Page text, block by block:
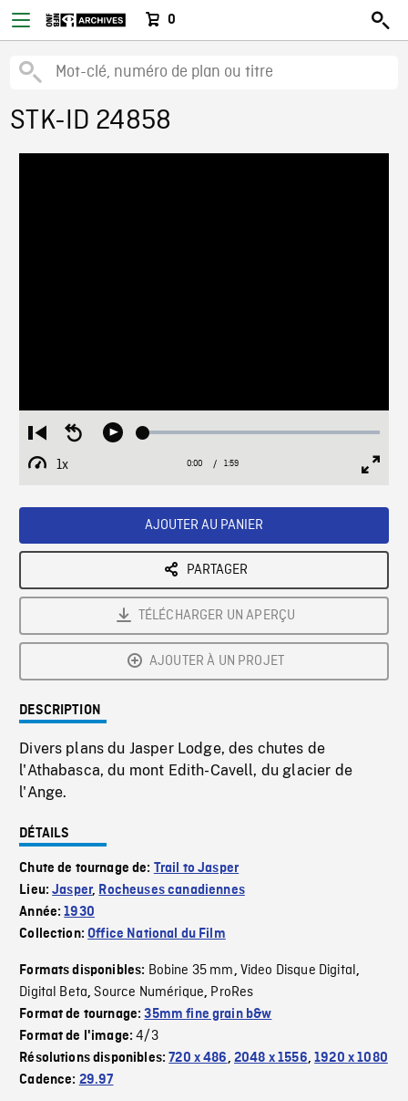
0
STK-ID 24858
Restart
from
beginning
Seek
Play Loaded:
1x
Playback
Current
0:00 / Duration
1:59
AJOUTER AU PANIER
PARTAGER
TÉLÉCHARGER UN APERÇU
AJOUTER À UN PROJET
DESCRIPTION
Divers plans du Jasper Lodge, des chutes de
l'Athabasca, du mont Edith-Cavell, du glacier de
l'Ange.
DÉTAILS
Chute de tournage de: Trail to Jasper
Lieu:Jasper, Rocheuses canadiennes
Année:1930
Collection:Office National du Film
Formats disponibles: Bobine 35 mm, Video Disque Digital,
Digital Beta,Source Numérique, ProRes
Format de tournage:35mm fine grain b&w
Format de l'image:4/3
Résolutions disponibles:720 x 486, 2048 x 1556,1920 x 1080
Cadence: 29.97